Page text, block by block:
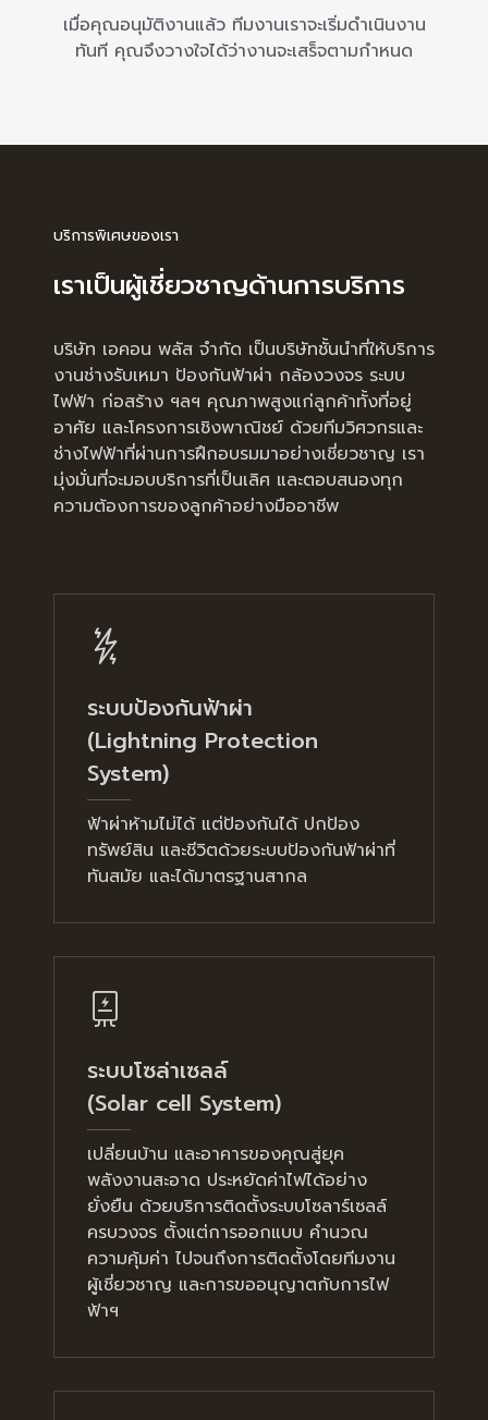
เมื่อคุณอนุมัติงานแล้ว ทีมงานเราจะเริ่มดำเนินงาน
ทันที คุณจึงวางใจได้ว่างานจะเสร็จตามกำหนด
บริการพิเศษของเรา
เราเป็นผู้เชี่ยวชาญด้านการบริการ
บริษัท เอคอน พลัส จำกัด เป็นบริษัทชั้นนำที่ให้บริการ
งานช่างรับเหมา ป้องกันฟ้าผ่า กล้องวงจร ระบบ
ไฟฟ้า ก่อสร้าง ฯลฯ คุณภาพสูงแก่ลูกค้าทั้งที่อยู่
อาศัย และโครงการเชิงพาณิชย์ ด้วยทีมวิศวกรและ
ช่างไฟฟ้าที่ผ่านการฝึกอบรมมาอย่างเชี่ยวชาญ เรา
มุ่งมั่นที่จะมอบบริการที่เป็นเลิศ และตอบสนองทุก
ความต้องการของลูกค้าอย่างมืออาชีพ
ระบบป้องกันฟ้าผ่า
(Lightning Protection
System)
ฟ้าผ่าห้ามไม่ได้ แต่ป้องกันได้ ปกป้อง
ทรัพย์สิน และชีวิตด้วยระบบป้องกันฟ้าผ่าที่
ทันสมัย และได้มาตรฐานสากล
ระบบโซล่าเซลล์
(Solar cell System)
เปลี่ยนบ้าน และอาคารของคุณสู่ยุค
พลังงานสะอาด ประหยัดค่าไฟได้อย่าง
ยั่งยืน ด้วยบริการติดตั้งระบบโซลาร์เซลล์
ครบวงจร ตั้งแต่การออกแบบ คำนวณ
ความคุ้มค่า ไปจนถึงการติดตั้งโดยทีมงาน
ผู้เชี่ยวชาญ และการขออนุญาตกับการไฟ
ฟ้าฯ